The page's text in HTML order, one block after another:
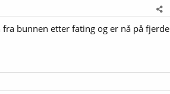
bunnen etter fating og er nå på fjerde